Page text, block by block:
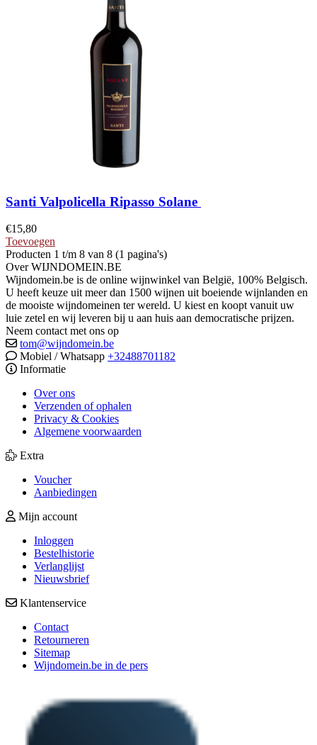
Santi Valpolicella Ripasso Solane
€15,80
Toevoegen
Producten 1 t/m 8 van 8 (1 pagina's)
Over WIJNDOMEIN.BE
Wijndomein.be is de online wijnwinkel van België, 100% Belgisch.
U heeft keuze uit meer dan 1500 wijnen uit boeiende wijnlanden en
de mooiste wijndomeinen ter wereld. U kiest en koopt vanuit uw
luie zetel en wij leveren bij u aan huis aan democratische prijzen.
Neem contact met ons op
tom@wijndomein.be
Mobiel / Whatsapp +32488701182
Informatie
Over ons
Verzenden of ophalen
Privacy & Cookies
Algemene voorwaarden
Extra
Voucher
Aanbiedingen
Mijn account
Inloggen
Bestelhistorie
Verlanglijst
Nieuwsbrief
Klantenservice
Contact
Retourneren
Sitemap
Wijndomein.be in de pers